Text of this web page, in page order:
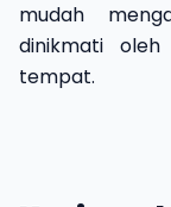
mudah
dinikmati
tempat.